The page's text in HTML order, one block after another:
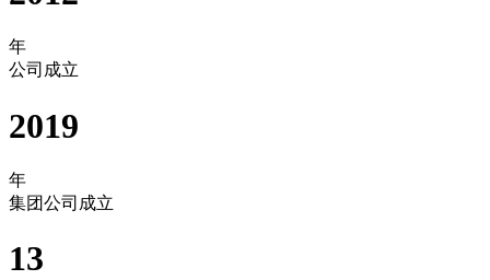
年
公司成立
2019
年
集团公司成立
13